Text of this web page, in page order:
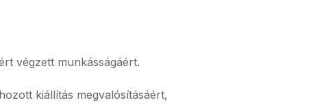
végzett munkásságáért.
kiállítás megvalósításáért,